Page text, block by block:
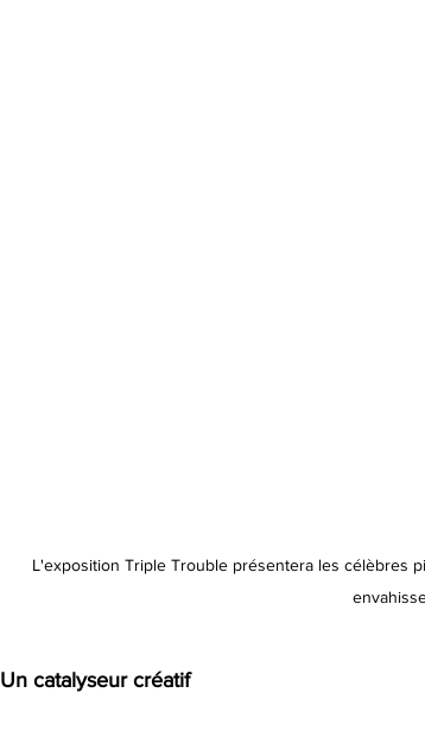
L'exposition Triple Trouble présentera les célèbres
Un catalyseur créatif